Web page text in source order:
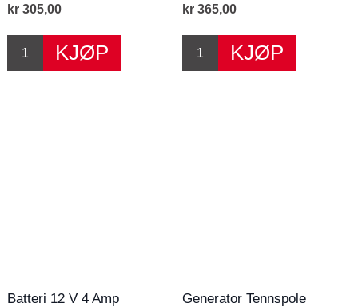
kr 305,00 kr 365,00
Batteri 12 V 4 Amp Generator Tennspole